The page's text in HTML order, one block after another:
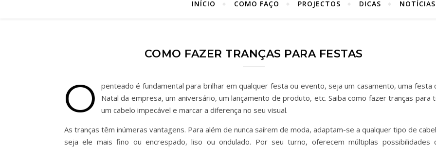
INÍCIO COMO FAÇO PROJECTOS DICAS NOTÍCIAS
COMO FAZER TRANÇAS PARA FESTAS
O
penteado é fundamental para brilhar em qualquer festa ou evento, seja um casamento, uma festa
Natal da empresa, um aniversário, um lançamento de produto, etc. Saiba como fazer tranças para
um cabelo impecável e marcar a diferença no seu visual.
As tranças têm inúmeras vantagens. Para além de nunca saírem de moda, adaptam-se a qualquer tipo de
seja ele mais fino ou encrespado, liso ou ondulado. Por seu turno, oferecem múltiplas possibilidades